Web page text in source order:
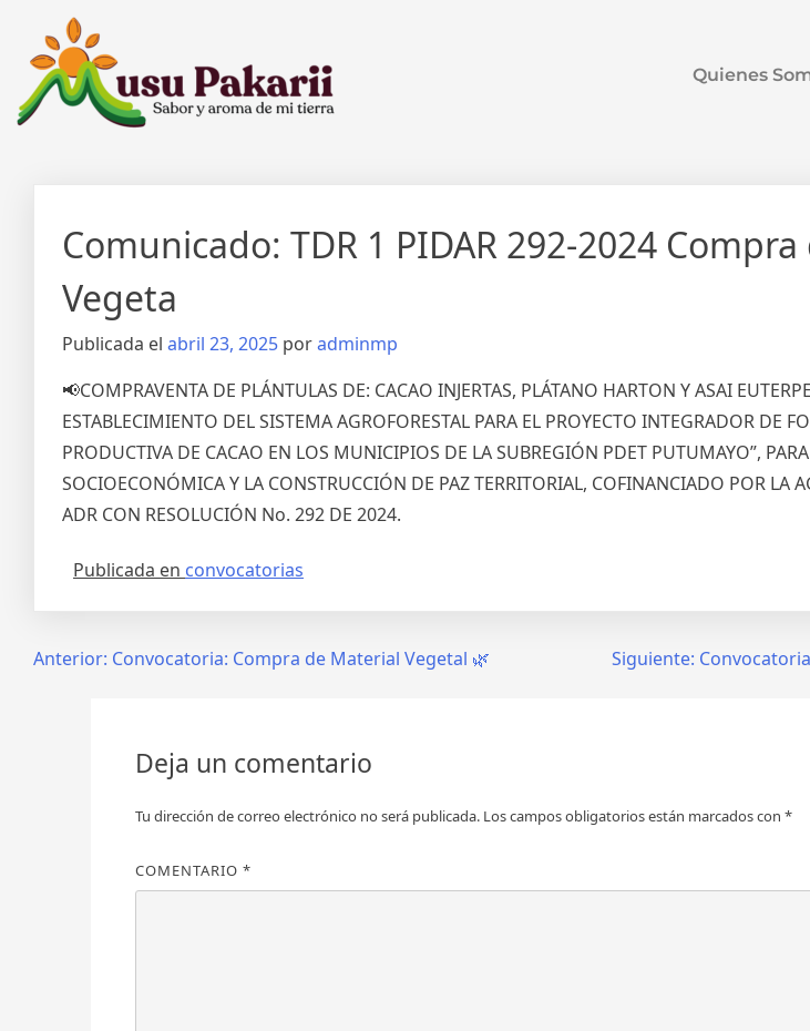
Quienes
Comunicado: TDR 1 PIDAR 292-2024
Vegeta
Publicada el abril 23, 2025 poradminmp
📢COMPRAVENTA DE PLÁNTULAS DE: CACAO INJERTAS, PLÁTANO HARTON Y ASAI
ESTABLECIMIENTO DEL SISTEMA AGROFORESTAL PARA EL PROYECTO INTEGRADOR DE
PRODUCTIVA DE CACAO EN LOS MUNICIPIOS DE LA SUBREGIÓN PDET PUTUMAYO”,
SOCIOECONÓMICA Y LA CONSTRUCCIÓN DE PAZ TERRITORIAL, COFINANCIADO POR LA
ADR CON RESOLUCIÓN No. 292 DE 2024.
Publicada en convocatorias
Anterior: Convocatoria: Compra de Material Vegetal 🌿 Siguiente:
Deja un comentario
Tu dirección de correo electrónico no será publicada. Los campos obligatorios están marcados con *
COMENTARIO *